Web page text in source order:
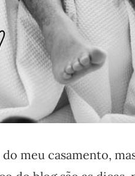
meu casamento,